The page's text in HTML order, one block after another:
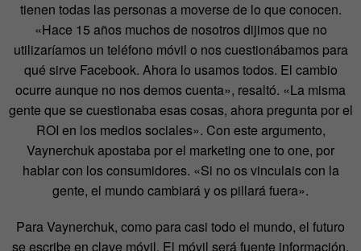
tienen todas las personas a moverse de lo que conocen.
«Hace 15 años muchos de nosotros dijimos que no
utilizaríamos un teléfono móvil o nos cuestionábamos para
qué sirve Facebook. Ahora lo usamos todos. El cambio
ocurre aunque no nos demos cuenta», resaltó. «La misma
gente que se cuestionaba esas cosas, ahora pregunta por el
ROI en los medios sociales». Con este argumento,
Vaynerchuk apostaba por el marketing one to one, por
hablar con los consumidores. «Si no os vinculais con la
gente, el mundo cambiará y os pillará fuera».
Para Vaynerchuk, como para casi todo el mundo, el futuro
se escribe en clave móvil. El móvil será fuente información,